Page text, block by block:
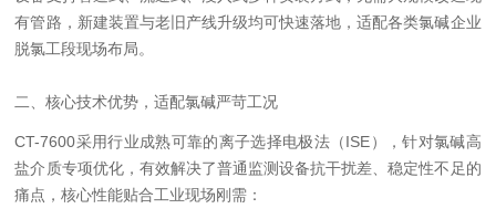
有管路，新建装置与老旧产线升级均可快速落地，适配各类氯碱企业
脱氯工段现场布局。
二、核心技术优势，适配氯碱严苛工况
CT-7600采用行业成熟可靠的离子选择电极法（ISE），针对氯碱高
盐介质专项优化，有效解决了普通监测设备抗干扰差、稳定性不足的
痛点，核心性能贴合工业现场刚需：